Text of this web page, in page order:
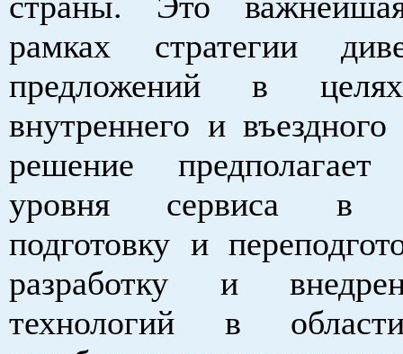
рамках стратегии
предложений в
внутреннего и
решение
уровня сервиса в
подготовку и
разработку и
технологий в